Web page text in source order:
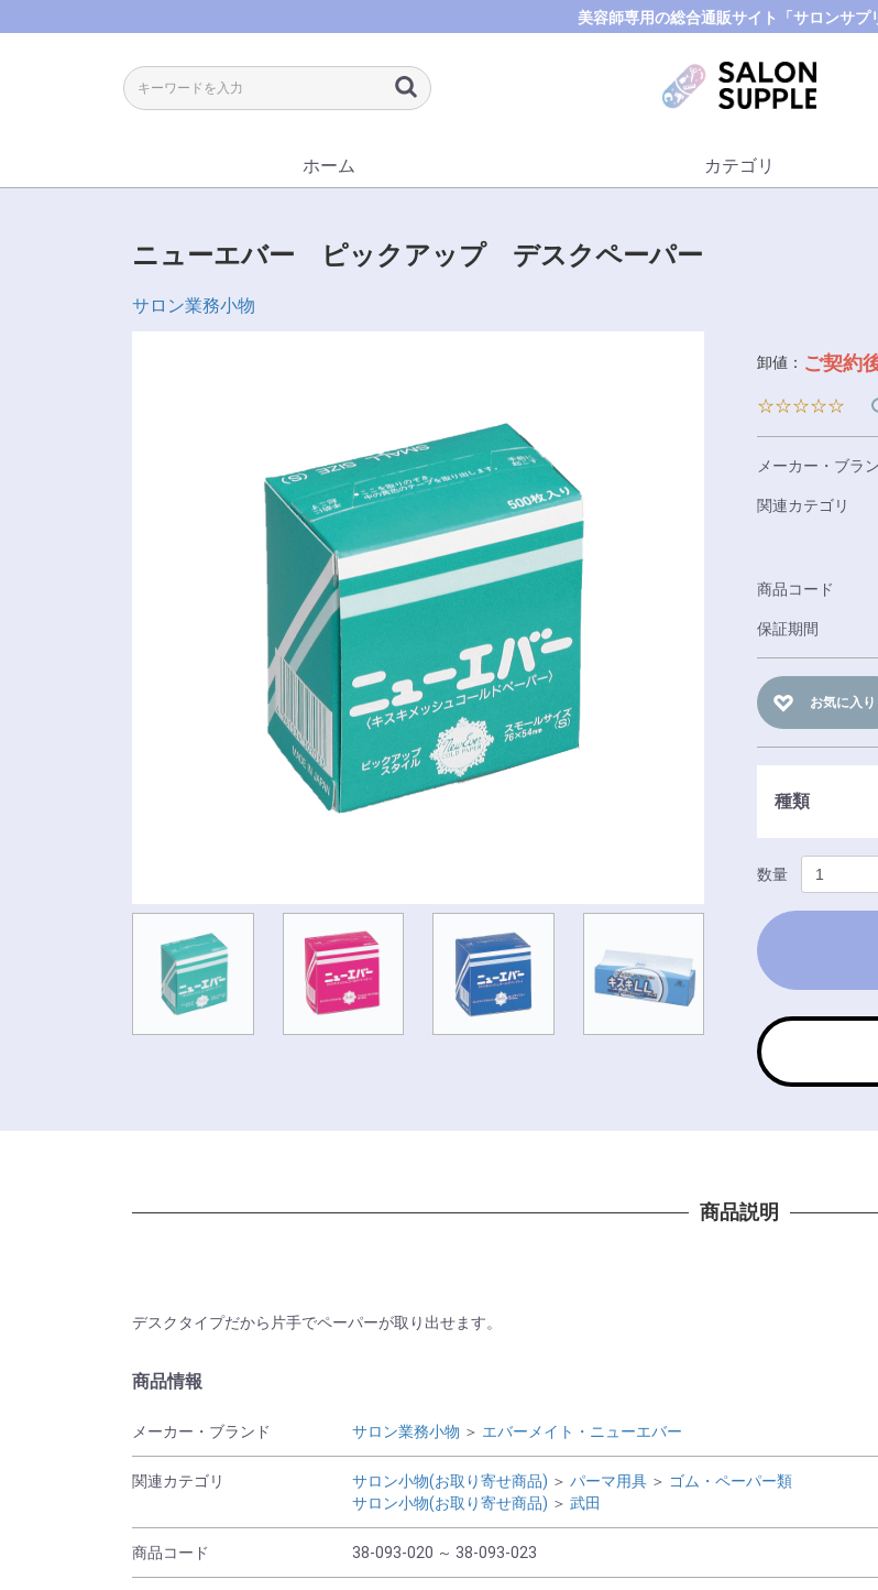
美容師専用の総合通販サイト「サロンサプ
ホーム カテゴリ
ニューエバー ピックアップ デスクペーパー
サロン業務小物
卸値： ご契約
☆☆☆☆☆
メーカー・ブラ
関連カテゴリ
商品コード
保証期間
お気に入り
種類
数量
商品説明
デスクタイプだから片手でペーパーが取り出せます。
商品情報
メーカー・ブランド サロン業務小物 ＞ エバーメイト・ニューエバー
関連カテゴリ サロン小物(お取り寄せ商品) ＞ パーマ用具 ＞ ゴム・ペーパー類
サロン小物(お取り寄せ商品) ＞ 武田
商品コード 38-093-020 ～ 38-093-023